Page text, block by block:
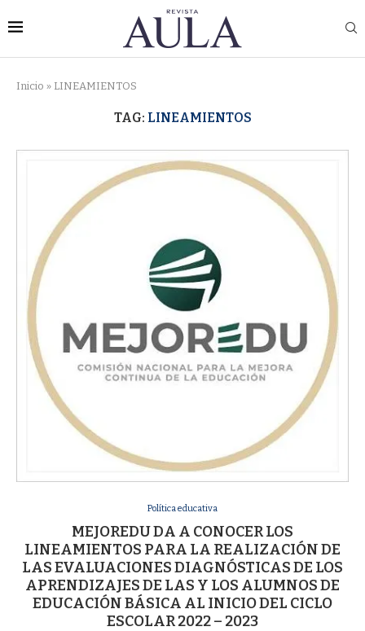
Inicio » LINEAMIENTOS
TAG: LINEAMIENTOS
Política educativa
MEJOREDU DA A CONOCER LOS
LINEAMIENTOS PARA LA REALIZACIÓN DE
LAS EVALUACIONES DIAGNÓSTICAS DE LOS
APRENDIZAJES DE LAS Y LOS ALUMNOS DE
EDUCACIÓN BÁSICA AL INICIO DEL CICLO
ESCOLAR 2022 – 2023